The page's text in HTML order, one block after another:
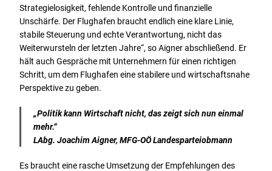
Strategielosigkeit, fehlende Kontrolle und finanzielle
Unschärfe. Der Flughafen braucht endlich eine klare Linie,
stabile Steuerung und echte Verantwortung, nicht das
Weiterwursteln der letzten Jahre“, so Aigner abschließend. Er
hält auch Gespräche mit Unternehmern für einen richtigen
Schritt, um dem Flughafen eine stabilere und wirtschaftsnahe
Perspektive zu geben.
„Politik kann Wirtschaft nicht, das zeigt sich nun einmal
mehr.“
LAbg. Joachim Aigner, MFG-OÖ Landesparteiobmann
Es braucht eine rasche Umsetzung der Empfehlungen des